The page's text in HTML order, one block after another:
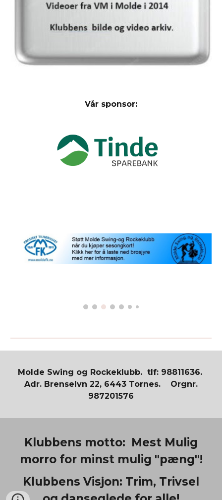
Vår sponsor:
Molde Swing og Rockeklubb. tlf: 98811636.
Adr. Brenselvn 22, 6443 Tornes. Orgnr.
987201576
Klubbens motto: Mest Mulig
morro for minst mulig "pæng"!
Klubbens Visjon: Trim, Trivsel